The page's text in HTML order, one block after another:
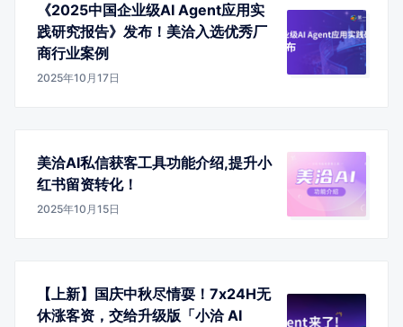
《2025中国企业级AI Agent应用实
践研究报告》发布！美洽入选优秀厂
商行业案例
2025年10月17日
美洽AI私信获客工具功能介绍,提升小
红书留资转化！
2025年10月15日
【上新】国庆中秋尽情耍！7x24H无
休涨客资，交给升级版「小洽 AI